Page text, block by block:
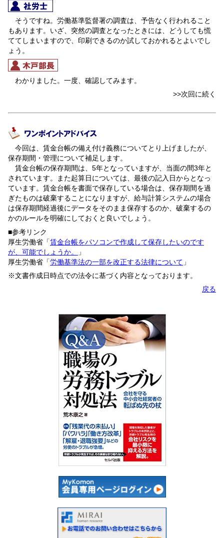
そうですね。労働基準監督署の調査は、予告なく行われること
もあります。いざ、突然の調査となったときには、どうしても慌
ててしまいますので、印刷できるのか試しておかれるとよいでし
ょう。
わかりました。一度、確認してみます。
>>次回に続く
今回は、賃金台帳の備え付け義務についてとり上げましたが、
保存期間・管理について補足します。
賃金台帳の保存期間は、5年となっていますが、当面の間3年と
されています。また起算日については、最後の記入日からとなっ
ています。賃金台帳を書面で保存している場合は、保存期間を過
ぎたものは破棄することになりますが、給与計算システムの場合
は保存期間経過後にデータをそのまま保存するのか、破棄するの
かのルールを明確にしておくと良いでしょう。
■参考リンク
厚生労働省「賃金台帳をパソコンで作成して保存したいのです
が、可能でしょうか。
」
厚生労働省「労働基準法の一部を改正する法律について 」
※文書作成日時点での法令に基づく内容となっております。
戻る